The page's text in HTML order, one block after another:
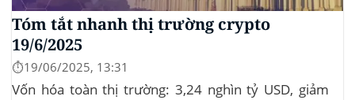
Tóm tắt nhanh thị trường crypto
19/6/2025
⏱️19/06/2025, 13:31
Vốn hóa toàn thị trường: 3,24 nghìn tỷ USD, giảm